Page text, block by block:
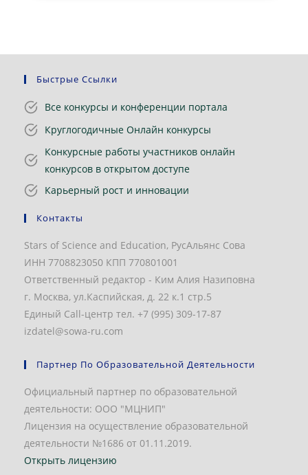
Быстрые Ссылки
Все конкурсы и конференции портала
Круглогодичные Онлайн конкурсы
Конкурсные работы участников онлайн
конкурсов в открытом доступе
Карьерный рост и инновации
Контакты
Stars of Science and Education, РусАльянс Сова
ИНН 7708823050 КПП 770801001
Ответственный редактор - Ким Алия Назиповна
г. Москва, ул.Каспийская, д. 22 к.1 стр.5
Единый Call-центр тел. +7 (995) 309-17-87
izdatel@sowa-ru.com
Партнер По Образовательной Деятельности
Официальный партнер по образовательной
деятельности: ООО "МЦНИП"
Лицензия на осуществление образовательной
деятельности №1686 от 01.11.2019.
Открыть лицензию